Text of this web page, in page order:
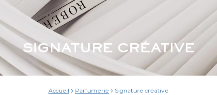
Engagements
Informations financières
Média
Carrières
Contact
e-Robertet
SIGNATURE CRÉATIVE
Accueil Parfumerie Signature créative